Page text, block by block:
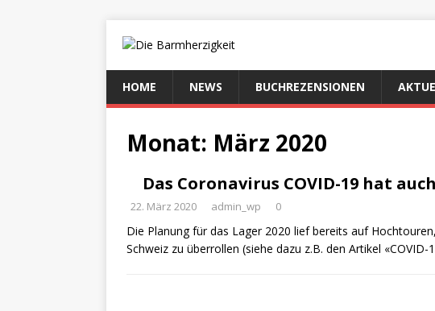
HOME NEWS BUCHREZENSIONEN
Monat: März 2020
Das Coronavirus COVID-19 hat
22. März 2020 admin_wp 0
Die Planung für das Lager 2020 lief bereits auf
Schweiz zu überrollen (siehe dazu z.B. den Artikel «COVID-